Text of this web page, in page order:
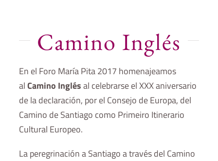
Camino Inglés
En el Foro María Pita 2017 homenajeamos
alCamino Inglésal celebrarse el XXX aniversario
de la declaración, por el Consejo de Europa, del
Camino de Santiago como Primeiro Itinerario
Cultural Europeo.
La peregrinación a Santiago a través del Camino